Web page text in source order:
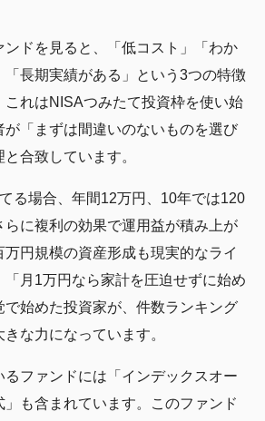
ドを見ると、「低コスト」「わか
「長期実績がある」という3つの特徴
これはNISAつみたて投資枠を使い始
「まずは間違いのないものを選び
合致しています。
る場合、年間12万円、10年では120
に複利の効果で運用益が積み上が
円規模の資産形成も現実的なライ
「月1万円なら家計を圧迫せずに始め
で始めた投資家が、件数ランキング
な力になっています。
ファンドには「インデックスオー
も含まれています。このファンド